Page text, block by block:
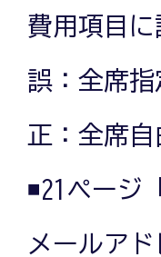
費用項目に
誤：全席
正：全席
◾️21ペー
メールア